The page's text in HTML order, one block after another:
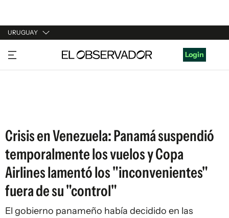
URUGUAY
URUGUAY
ARGENTINA
Login
Crisis en Venezuela: Panamá suspendió
temporalmente los vuelos y Copa
Airlines lamentó los "inconvenientes"
fuera de su "control"
El gobierno panameño había decidido en las